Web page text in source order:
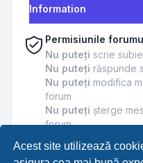
Acest site utilizează
Information
Permisiunile
Nu puteţi scrie
Nu puteţi răspunde
Nu puteţi modifica
forum
Nu puteţi şterge
forum